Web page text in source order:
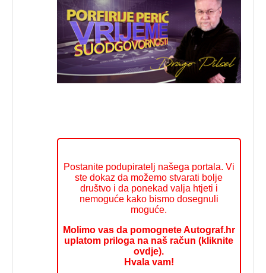
Postanite podupiratelj našega portala. Vi
ste dokaz da možemo stvarati bolje
društvo i da ponekad valja htjeti i
nemoguće kako bismo dosegnuli
moguće.
Molimo vas da pomognete Autograf.hr
uplatom priloga na naš račun (kliknite
ovdje).
Hvala vam!